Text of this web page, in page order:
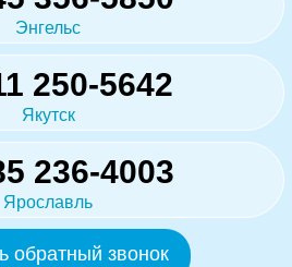
Энгельс
250-5642
Якутск
236-4003
Ярославль
обратный звонок